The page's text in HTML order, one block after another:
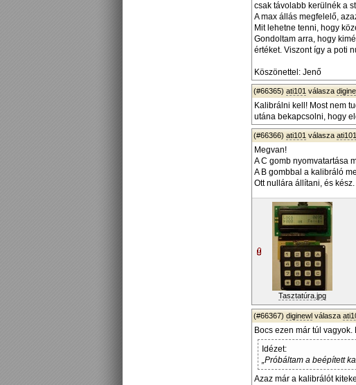
csak távolabb kerülnék a
A max állás megfelelő,
Mit lehetne tenni, hogy
Gondoltam arra, hogy
értéket. Viszont így a poti
Köszönettel: Jenő
(#66365) ati101 válasza
Kalibrálni kell! Most nem
utána bekapcsolni, hogy
(#66366) ati101 válasza ati101
Megvan!
A C gomb nyomvatartása
A B gombbal a kalibráló
Ott nullára állítani, és kész.
Tasztatúra.jpg
(#66367) diginewl válasza
Bocs ezen már túl vagyok.
Idézet:
„Próbáltam a beépített
Azaz már a kalibrálót